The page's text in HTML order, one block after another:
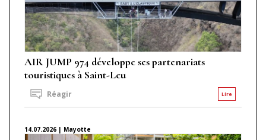
AIR JUMP 974 développe ses partenariats
touristiques à Saint-Leu
Lire
Réagir
14.07.2026 | Mayotte